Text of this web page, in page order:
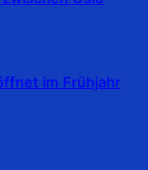
im Frühjahr